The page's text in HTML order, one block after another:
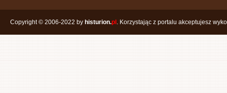
Copyright © 2006-2022 by histurion.pl . Korzystając z portalu akceptujesz